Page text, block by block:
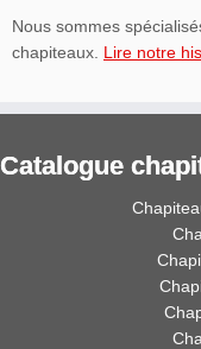
Nous sommes
chapiteaux. Lire notre
Catalogue